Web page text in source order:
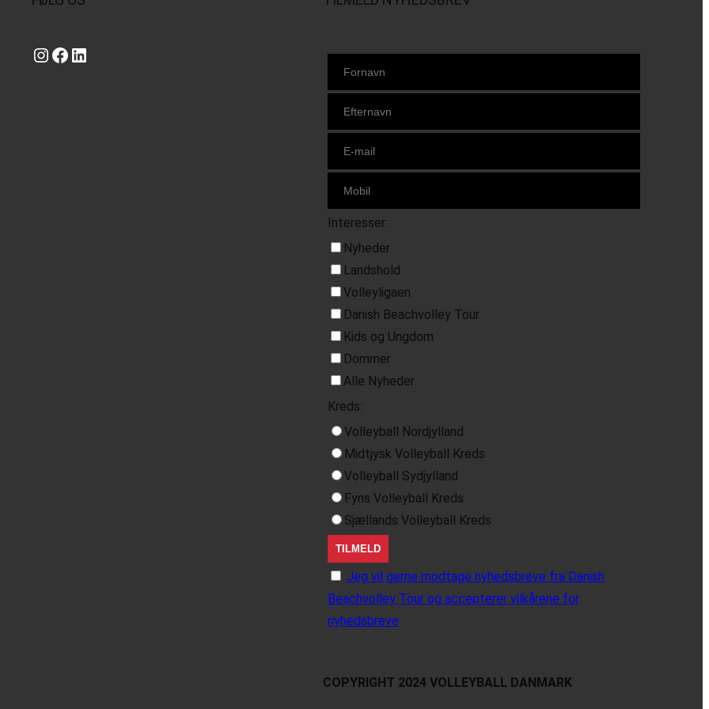
Instagram https://www.facebook.com/danishbeachvolleytour LinkedIn
Interesser:
Nyheder
Landshold
Volleyligaen
Danish Beachvolley Tour
Kids og Ungdom
Dommer
Alle Nyheder
Kreds:
Volleyball Nordjylland
Midtjysk Volleyball Kreds
Volleyball Sydjylland
Fyns Volleyball Kreds
Sjællands Volleyball Kreds
Jeg vil gerne modtage nyhedsbreve fra Danish
Beachvolley Tour og accepterer vilkårene for
nyhedsbreve
COPYRIGHT 2024 VOLLEYBALL DANMARK